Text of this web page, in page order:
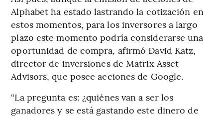
Alphabet ha estado lastrando la cotización en
estos momentos, para los inversores a largo
plazo este momento podría considerarse una
oportunidad de compra, afirmó David Katz,
director de inversiones de Matrix Asset
Advisors, que posee acciones de Google.
“La pregunta es: ¿quiénes van a ser los
ganadores y se está gastando este dinero de